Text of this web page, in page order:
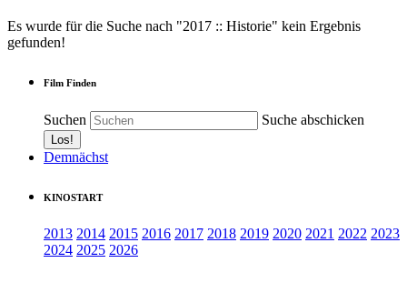
Es wurde für die Suche nach "2017 :: Historie" kein Ergebnis
gefunden!
Film Finden
Suchen Suche abschicken
Demnächst
KINOSTART
2013 2014 2015 2016 2017 2018 2019 2020 2021 2022 2023
2024 2025 2026